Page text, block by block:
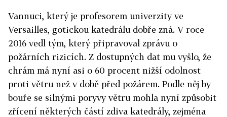
Vannuci, který je profesorem univerzity ve
Versailles, gotickou katedrálu dobře zná. V roce
2016 vedl tým, který připravoval zprávu o
požárních rizicích. Z dostupných dat mu vyšlo, že
chrám má nyní asi o 60 procent nižší odolnost
proti větru než v době před požárem. Podle něj by
bouře se silnými poryvy větru mohla nyní způsobit
zřícení některých částí zdiva katedrály, zejména